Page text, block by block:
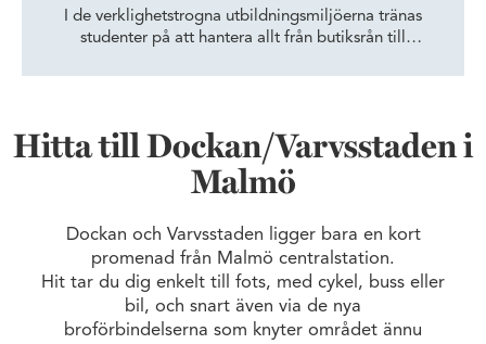
I de verklighetstrogna utbildningsmiljöerna tränas
studenter på att hantera allt från butiksrån till
Hitta till Dockan/Varvsstaden i
Malmö
Dockan och Varvsstaden ligger bara en kort
promenad från Malmö centralstation.
Hit tar du dig enkelt till fots, med cykel, buss eller
bil, och snart även via de nya
broförbindelserna som knyter området ännu